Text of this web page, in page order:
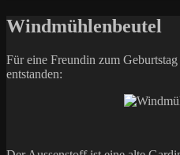
Windmühlenbeutel
Für eine Freundin zum
entstanden: